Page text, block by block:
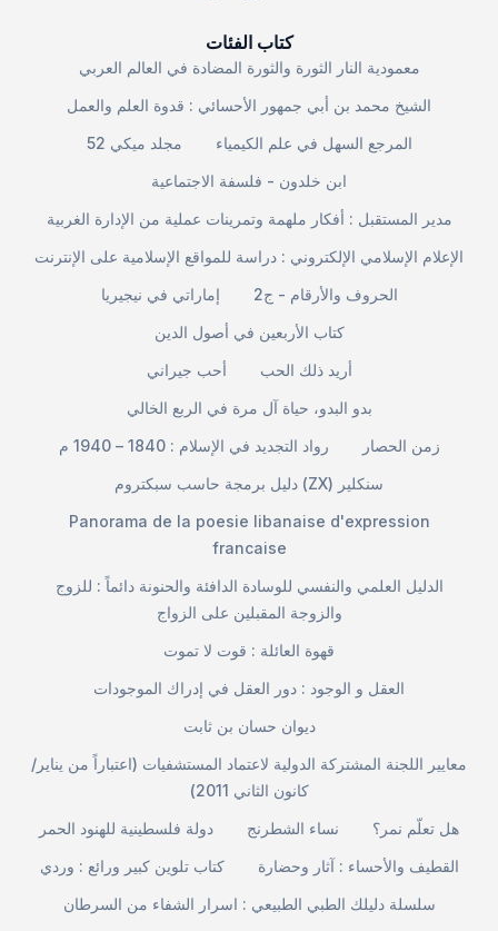
كتاب الفئات
معمودية النار الثورة والثورة المضادة في العالم العربي
الشيخ محمد بن أبي جمهور الأحسائي : قدوة العلم والعمل
مجلد ميكي 52
المرجع السهل في علم الكيمياء
ابن خلدون - فلسفة الاجتماعية
مدير المستقبل : أفكار ملهمة وتمرينات عملية من الإدارة الغربية
الإعلام الإسلامي الإلكتروني : دراسة للمواقع الإسلامية على الإنترنت
إماراتي في نيجيريا
الحروف والأرقام - ج2
كتاب الأربعين في أصول الدين
أحب جيراني
أريد ذلك الحب
بدو البدو، حياة آل مرة في الربع الخالي
رواد التجديد في الإسلام : 1840 – 1940 م
زمن الحصار
دليل برمجة حاسب سبكتروم (ZX) سنكلير
Panorama de la poesie libanaise d'expression
francaise
الدليل العلمي والنفسي للوسادة الدافئة والحنونة دائماً : للزوج
والزوجة المقبلين على الزواج
قهوة العائلة : قوت لا تموت
العقل و الوجود : دور العقل في إدراك الموجودات
ديوان حسان بن ثابت
معايير اللجنة المشتركة الدولية لاعتماد المستشفيات (اعتباراً من يناير/
كانون الثاني 2011)
دولة فلسطينية للهنود الحمر
نساء الشطرنج
هل تعلّم نمر؟
كتاب تلوين كبير ورائع : وردي
القطيف والأحساء : آثار وحضارة
سلسلة دليلك الطبي الطبيعي : اسرار الشفاء من السرطان